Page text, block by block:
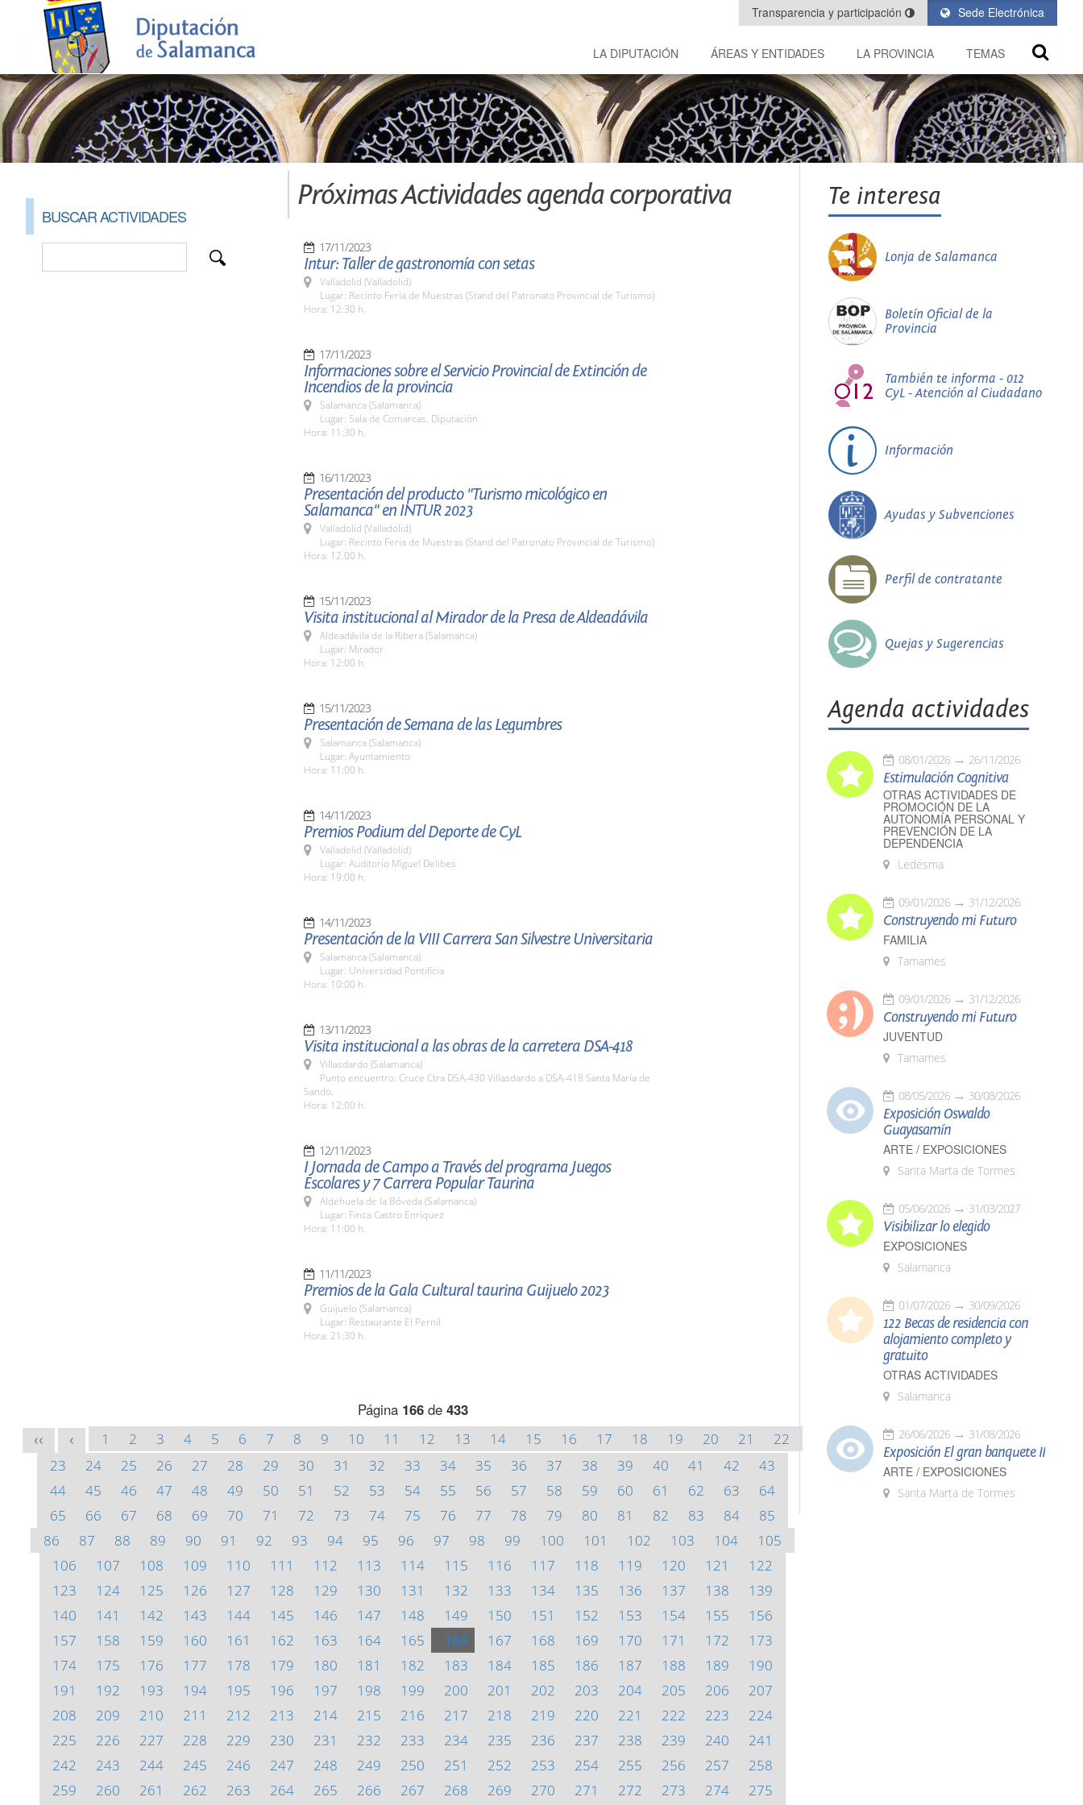
Sede Electrónica
Transparencia y participación
LA DIPUTACIÓN ÁREAS Y ENTIDADES LA PROVINCIA TEMAS
BUSCAR ACTIVIDADES
Próximas Actividades agenda corporativa
17/11/2023
Intur: Taller de gastronomía con setas
Valladolid (Valladolid)
Lugar: Recinto Feria de Muestras (Stand del Patronato Provincial de Turismo)
Hora: 12:30 h.
17/11/2023
Informaciones sobre el Servicio Provincial de Extinción de
Incendios de la provincia
Salamanca (Salamanca)
Lugar: Sala de Comarcas. Diputación
Hora: 11:30 h.
16/11/2023
Presentación del producto "Turismo micológico en
Salamanca" en INTUR 2023
Valladolid (Valladolid)
Lugar: Recinto Feria de Muestras (Stand del Patronato Provincial de Turismo)
Hora: 12.00 h.
15/11/2023
Visita institucional al Mirador de la Presa de Aldeadávila
Aldeadávila de la Ribera (Salamanca)
Lugar: Mirador
Hora: 12:00 h.
15/11/2023
Presentación de Semana de las Legumbres
Salamanca (Salamanca)
Lugar: Ayuntamiento
Hora: 11:00 h.
14/11/2023
Premios Podium del Deporte de CyL
Valladolid (Valladolid)
Lugar: Auditorio Miguel Delibes
Hora: 19:00 h.
14/11/2023
Presentación de la VIII Carrera San Silvestre Universitaria
Salamanca (Salamanca)
Lugar: Universidad Pontificia
Hora: 10:00 h.
13/11/2023
Visita institucional a las obras de la carretera DSA-418
Villasdardo (Salamanca)
Punto encuentro: Cruce Ctra DSA-430 Villasdardo a DSA-418 Santa María de
Sando.
Hora: 12:00 h.
12/11/2023
I Jornada de Campo a Través del programa Juegos
Escolares y 7 Carrera Popular Taurina
Aldehuela de la Bóveda (Salamanca)
Lugar: Finca Castro Enríquez
Hora: 11:00 h.
11/11/2023
Premios de la Gala Cultural taurina Guijuelo 2023
Guijuelo (Salamanca)
Lugar: Restaurante El Pernil
Hora: 21:30 h.
Página 166de 433
<< < 1 2 3 4 5 6 7 8 9 10 11 12 13 14 15 16 17 18 19 20 21
22
23
24 25 26 27 28 29 30 31 32 33 34 35 36 37 38 39 40 41 42
43
44
45 46 47 48 49 50 51 52 53 54 55 56 57 58 59 60 61 62 63
64
65
66 67 68 69 70 71 72 73 74 75 76 77 78 79 80 81 82 83 84
85
86
87 88 89 90 91 92 93 94 95 96 97 98 99 100 101 102 103 104
105
106
107 108 109 110 111 112 113 114 115 116 117 118 119 120 121
122
123
124 125 126 127 128 129 130 131 132 133 134 135 136 137 138
139
140
141 142 143 144 145 146 147 148 149 150 151 152 153 154 155
156
157
158 159 160 161 162 163 164 165 166 167 168 169 170 171 172
173
174
175 176 177 178 179 180 181 182 183 184 185 186 187 188 189
190
191
192 193 194 195 196 197 198 199 200 201 202 203 204 205 206
207
208
209 210 211 212 213 214 215 216 217 218 219 220 221 222 223
224
225
226 227 228 229 230 231 232 233 234 235 236 237 238 239 240
241
242
243 244 245 246 247 248 249 250 251 252 253 254 255 256 257
258
259
260 261 262 263 264 265 266 267 268 269 270 271 272 273 274 275
Te interesa
Lonja de Salamanca
Boletín Oficial de la
Provincia
También te informa - 012
CyL - Atención al Ciudadano
Información
Ayudas y Subvenciones
Perfil de contratante
Quejas y Sugerencias
Agenda actividades
08/01/2026 26/11/2026
Estimulación Cognitiva
OTRAS ACTIVIDADES DE
PROMOCIÓN DE LA
AUTONOMÍA PERSONAL Y
PREVENCIÓN DE LA
DEPENDENCIA
Ledesma
09/01/2026 31/12/2026
Construyendo mi Futuro
FAMILIA
Tamames
09/01/2026 31/12/2026
Construyendo mi Futuro
JUVENTUD
Tamames
08/05/2026 30/08/2026
Exposición Oswaldo
Guayasamín
ARTE / EXPOSICIONES
Santa Marta de Tormes
05/06/2026 31/03/2027
Visibilizar lo elegido
EXPOSICIONES
Salamanca
01/07/2026 30/09/2026
122 Becas de residencia con
alojamiento completo y
gratuito
OTRAS ACTIVIDADES
Salamanca
26/06/2026 31/08/2026
Exposición El gran banquete II
ARTE / EXPOSICIONES
Santa Marta de Tormes